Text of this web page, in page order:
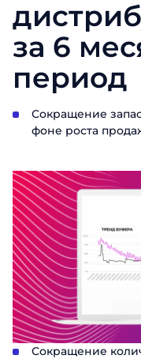
за 6
период
Сокращение
фоне роста
Сокращение